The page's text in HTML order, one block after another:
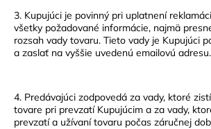
3. Kupujúci je povinný pri uplatnení
všetky požadované informácie, najmä
rozsah vady tovaru. Tieto vady je Kupujúci
a zaslať na vyššie uvedenú emailovú adresu.
4. Predávajúci zodpovedá za vady, ktoré
tovare pri prevzatí Kupujúcim a za vady,
prevzatí a užívaní tovaru počas záručnej